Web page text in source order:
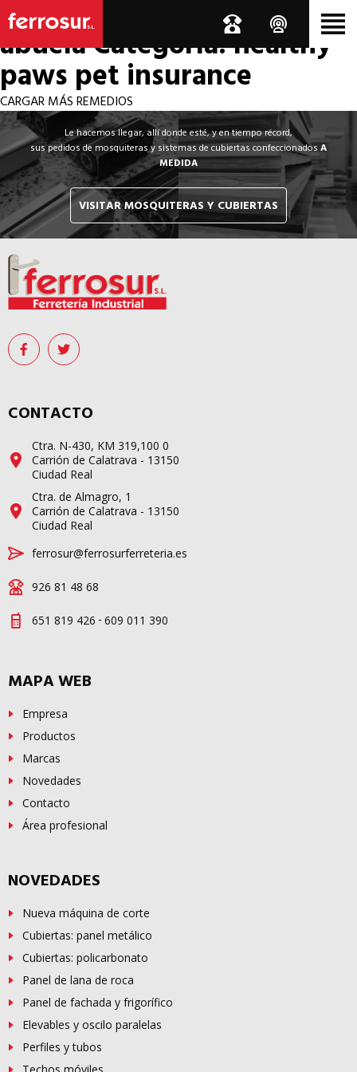
Los por si acaso de la
abuelaCategoría: healthy
paws pet insurance
CARGAR MÁS REMEDIOS
Le hacemos llegar, allí donde esté, y en tiempo récord,
sus pedidos de mosquiteras y sistemas de cubiertas confeccionadosA
MEDIDA
VISITAR MOSQUITERAS Y CUBIERTAS
CONTACTO
Ctra. N-430, KM 319,100 0
Carrión de Calatrava - 13150
Ciudad Real
Ctra. de Almagro, 1
Carrión de Calatrava - 13150
Ciudad Real
ferrosur@ferrosurferreteria.es
926 81 48 68
651 819 426 - 609 011 390
MAPA WEB
Empresa
Productos
Marcas
Novedades
Contacto
Área profesional
NOVEDADES
Nueva máquina de corte
Cubiertas: panel metálico
Cubiertas: policarbonato
Panel de lana de roca
Panel de fachada y frigorífico
Elevables y oscilo paralelas
Perfiles y tubos